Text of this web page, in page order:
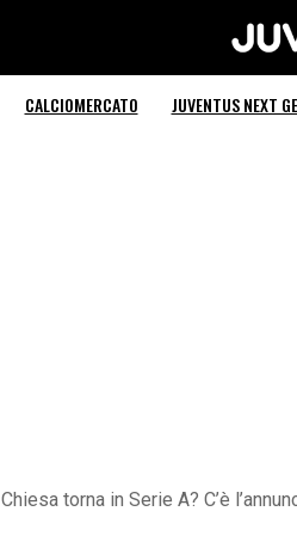
CALCIOMERCATO JUVENTUS NEXT
Chiesa torna in Serie A? C’è